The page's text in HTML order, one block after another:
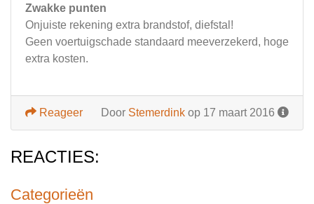
Categorieën
Zwakke punten
Onjuiste rekening extra brandstof, diefstal!
Geen voertuigschade standaard meeverzekerd, hoge
extra kosten.
Door Stemerdink op 17 maart 2016
Reageer
REACTIES: